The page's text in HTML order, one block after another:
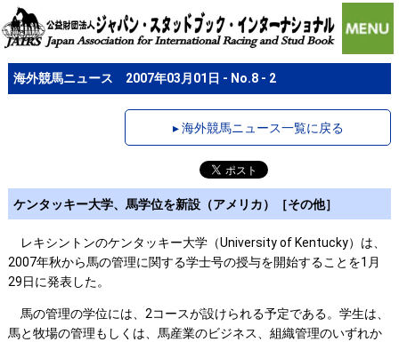
海外競馬ニュース 2007年03月01日 - No.8 - 2
▸ 海外競馬ニュース一覧に戻る
ケンタッキー大学、馬学位を新設（アメリカ）［その他］
レキシントンのケンタッキー大学（University of Kentucky）は、
2007年秋から馬の管理に関する学士号の授与を開始することを1月
29日に発表した。
馬の管理の学位には、2コースが設けられる予定である。学生は、
馬と牧場の管理もしくは、馬産業のビジネス、組織管理のいずれか